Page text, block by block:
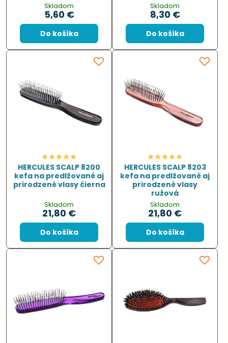
Skladom
5,60 €
Do košíka
Skladom
8,30 €
Do košíka
HERCULES SCALP 8200
kefa na predlžované aj
prirodzené vlasy čierna
Skladom
21,80 €
Do košíka
HERCULES SCALP 8203
kefa na predlžované aj
prirodzené vlasy
ružová
Skladom
21,80 €
Do košíka